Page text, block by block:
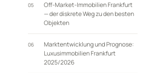
05
Off-Market-Immobilien Frankfurt
— der diskrete Weg zu den besten
Objekten
06
Marktentwicklung und Prognose:
Luxusimmobilien Frankfurt
2025/2026